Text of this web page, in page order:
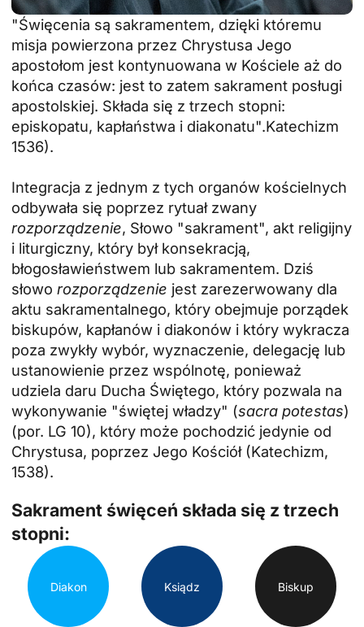
"Święcenia są sakramentem, dzięki któremu
misja powierzona przez Chrystusa Jego
apostołom jest kontynuowana w Kościele aż do
końca czasów: jest to zatem sakrament posługi
apostolskiej. Składa się z trzech stopni:
episkopatu, kapłaństwa i diakonatu".Katechizm
1536).
Integracja z jednym z tych organów kościelnych
odbywała się poprzez rytuał zwany
rozporządzenie, Słowo "sakrament", akt religijny
i liturgiczny, który był konsekracją,
błogosławieństwem lub sakramentem. Dziś
słowo rozporządzenie jest zarezerwowany dla
aktu sakramentalnego, który obejmuje porządek
biskupów, kapłanów i diakonów i który wykracza
poza zwykły wybór, wyznaczenie, delegację lub
ustanowienie przez wspólnotę, ponieważ
udziela daru Ducha Świętego, który pozwala na
wykonywanie "świętej władzy" (sacra potestas)
(por. LG 10), który może pochodzić jedynie od
Chrystusa, poprzez Jego Kościół (Katechizm,
1538).
Sakrament święceń składa się z trzech
stopni:
Diakon Ksiądz Biskup